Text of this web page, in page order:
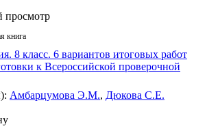
просмотр
книга
8 класс. 6 вариантов итоговых работ
к Всероссийской проверочной
Амбарцумова Э.М., Дюкова С.Е.